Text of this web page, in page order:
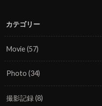
カテゴリー
Movie(57)
Photo(34)
撮影記録(8)